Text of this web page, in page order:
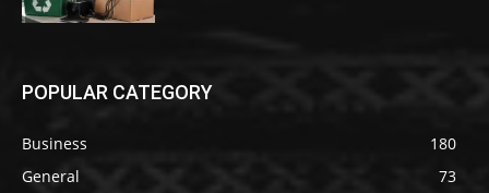
POPULAR CATEGORY
Business
180
General
73